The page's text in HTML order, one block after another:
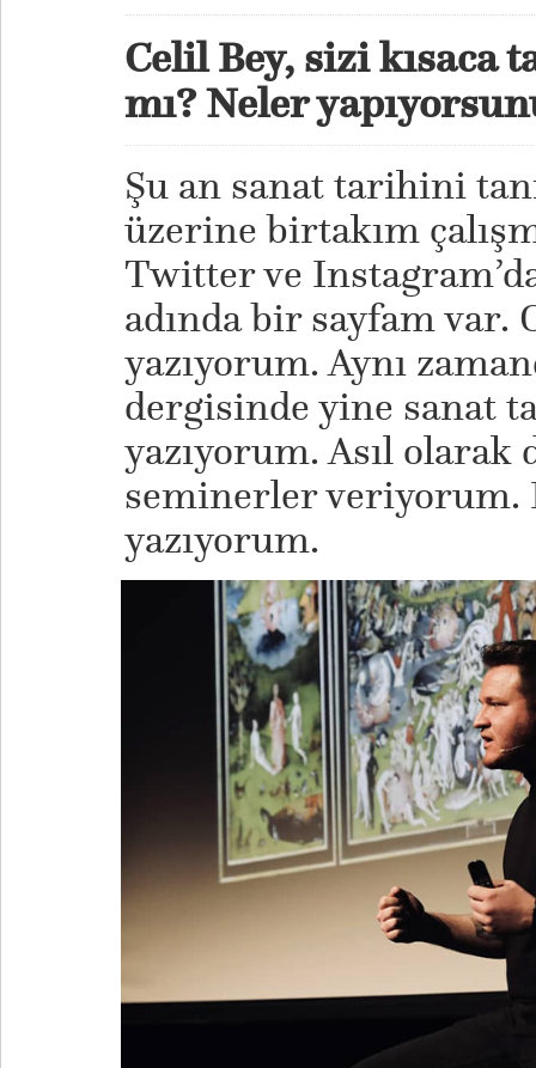
Celil Bey, sizi kısaca
mı? Neler
Şu an sanat tarihini
üzerine birtakım
Twitter ve
adında bir sayfam var.
yazıyorum. Aynı
dergisinde yine sanat
yazıyorum. Asıl
seminerler veriyorum.
yazıyorum.